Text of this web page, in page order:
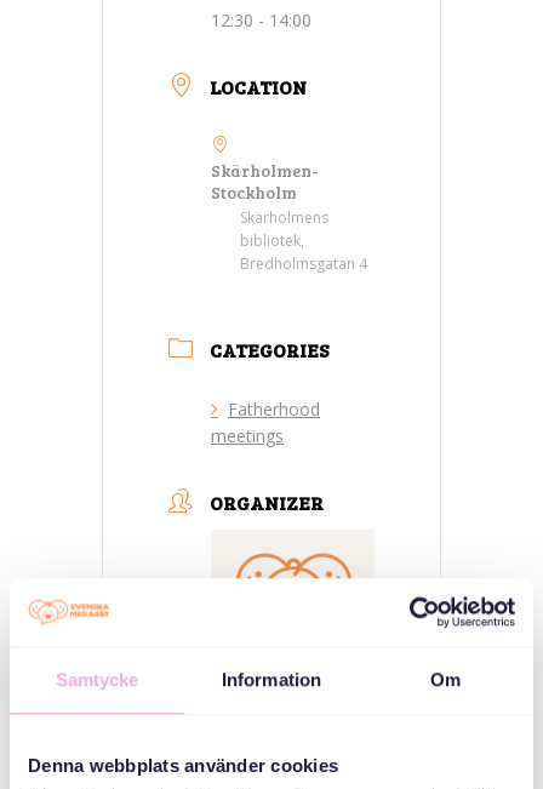
Samtycke Information Om
Denna webbplats använder cookies
12:30 - 14:00
LOCATION
Skärholmen-
Stockholm
Skärholmens
bibliotek,
Bredholmsgatan 4
CATEGORIES
Fatherhood
meetings
ORGANIZER